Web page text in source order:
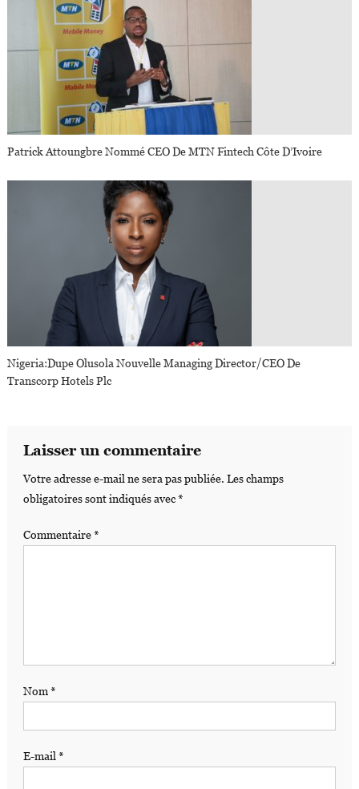
Patrick Attoungbre Nommé CEO De MTN Fintech Côte D’Ivoire
Nigeria:Dupe Olusola Nouvelle Managing Director/CEO De
Transcorp Hotels Plc
Laisser un commentaire
Votre adresse e-mail ne sera pas publiée. Les champs
obligatoires sont indiqués avec*
Commentaire*
Nom*
E-mail *